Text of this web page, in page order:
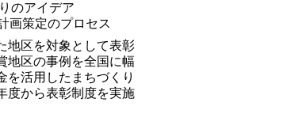
のアイデア
画策定のプロセス
地区を対象として表彰
地区の事例を全国に幅
を活用したまちづくり
度から表彰制度を実施